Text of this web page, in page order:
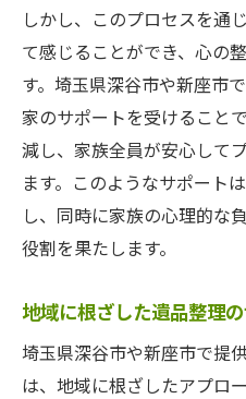
心に残る遺品整理
埼玉県での遺品整理:
家庭のニーズに応
プロが提供する
遺品整理における
地域密着型サービ
遺品整理でのプロ
遺品整理のプロセス:
な流れ
遺品整理の準備と
しかし、このプロセスを通
て感じることができ、心の
す。埼玉県深谷市や新座市
家のサポートを受けること
減し、家族全員が安心して
ます。このようなサポート
し、同時に家族の心理的な
役割を果たします。
地域に根ざした遺品整理
埼玉県深谷市や新座市で提
は、地域に根ざしたアプロ